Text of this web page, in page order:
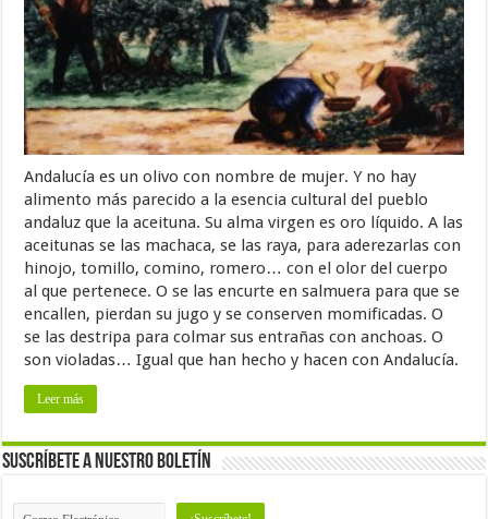
Andalucía es un olivo con nombre de mujer. Y no hay
alimento más parecido a la esencia cultural del pueblo
andaluz que la aceituna. Su alma virgen es oro líquido. A las
aceitunas se las machaca, se las raya, para aderezarlas con
hinojo, tomillo, comino, romero… con el olor del cuerpo
al que pertenece. O se las encurte en salmuera para que se
encallen, pierdan su jugo y se conserven momificadas. O
se las destripa para colmar sus entrañas con anchoas. O
son violadas… Igual que han hecho y hacen con Andalucía.
Leer más
Suscríbete a nuestro Boletín